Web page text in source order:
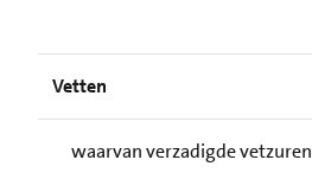
Vetten
waarvan verzadigde vetzuren